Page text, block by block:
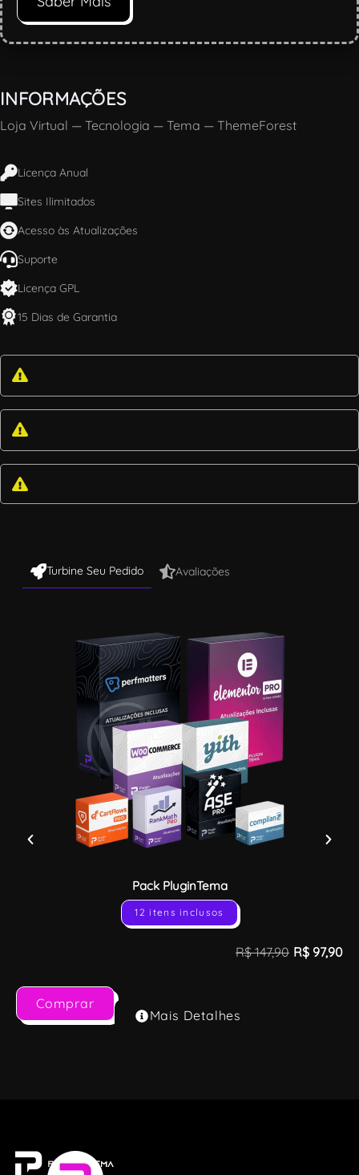
INFORMAÇÕES
Loja Virtual — Tecnologia — Tema — ThemeForest
Licença Anual
Sites Ilimitados
Acesso às Atualizações
Suporte
Licença GPL
15 Dias de Garantia
Turbine Seu Pedido Avaliações
Pack PluginTema
12 itens inclusos
R$147,90 R$ 97,90
Comprar
Mais Detalhes